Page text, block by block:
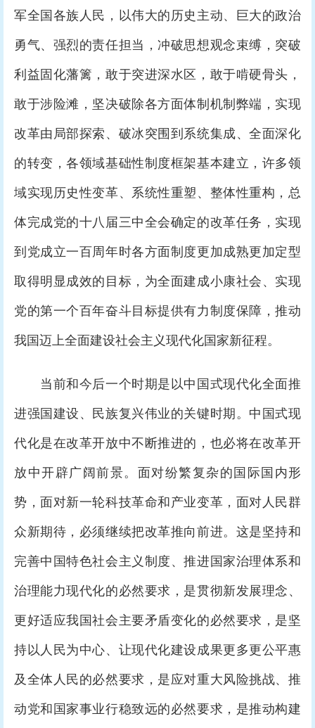
军全国各族人民，以伟大的历史主动、巨大的政治
勇气、强烈的责任担当，冲破思想观念束缚，突破
利益固化藩篱，敢于突进深水区，敢于啃硬骨头，
敢于涉险滩，坚决破除各方面体制机制弊端，实现
改革由局部探索、破冰突围到系统集成、全面深化
的转变，各领域基础性制度框架基本建立，许多领
域实现历史性变革、系统性重塑、整体性重构，总
体完成党的十八届三中全会确定的改革任务，实现
到党成立一百周年时各方面制度更加成熟更加定型
取得明显成效的目标，为全面建成小康社会、实现
党的第一个百年奋斗目标提供有力制度保障，推动
我国迈上全面建设社会主义现代化国家新征程。
当前和今后一个时期是以中国式现代化全面推
进强国建设、民族复兴伟业的关键时期。中国式现
代化是在改革开放中不断推进的，也必将在改革开
放中开辟广阔前景。面对纷繁复杂的国际国内形
势，面对新一轮科技革命和产业变革，面对人民群
众新期待，必须继续把改革推向前进。这是坚持和
完善中国特色社会主义制度、推进国家治理体系和
治理能力现代化的必然要求，是贯彻新发展理念、
更好适应我国社会主要矛盾变化的必然要求，是坚
持以人民为中心、让现代化建设成果更多更公平惠
及全体人民的必然要求，是应对重大风险挑战、推
动党和国家事业行稳致远的必然要求，是推动构建